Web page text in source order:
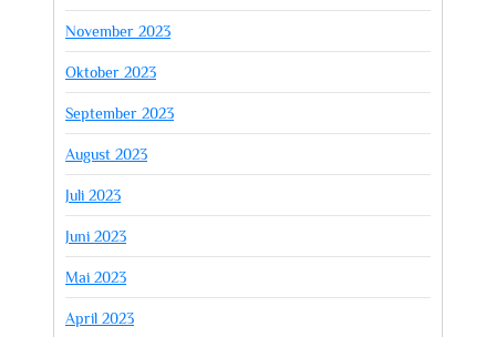
November 2023
Oktober 2023
September 2023
August 2023
Juli 2023
Juni 2023
Mai 2023
April 2023